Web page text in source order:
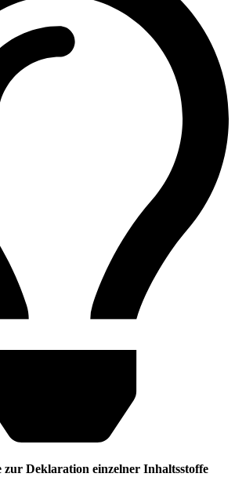
zur Deklaration einzelner Inhaltsstoffe